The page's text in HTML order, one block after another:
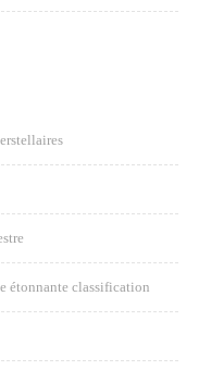
étonnante classification